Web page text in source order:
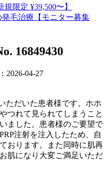
16849430
2026-04-27
ただいた患者様です。ホホ
つれて見られてしまうこと
ました。患者様のご要望で
注射を注入したため、自
おります。また同時に肌再
肌になり大変ご満足いただ